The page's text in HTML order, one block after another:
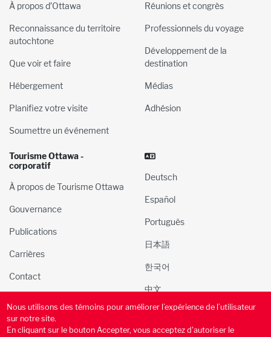
Nous utilisons des témoins pour améliorer l’expérience de l’utilisateur
sur notre site.
En cliquant sur le bouton Accepter, vous acceptez d'autoriser le
À propos d’Ottawa
Reconnaissance du territoire
autochtone
Que voir et faire
Hébergement
Planifiez votre visite
Soumettre un événement
Réunions et congrès
Professionnels du voyage
Développement de la
destination
Médias
Adhésion
Tourisme Ottawa -
corporatif
À propos de Tourisme Ottawa
Gouvernance
Publications
Carrières
Contact
Deutsch
Español
Português
日本語
한국어
中文
© 2000-2025 l’Administration du tourisme et des congres
d’Ottawa, Inc. Tous droits réservés.